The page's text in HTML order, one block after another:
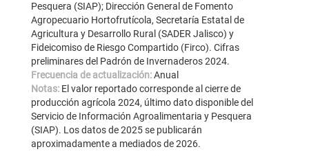
Pesquera (SIAP); Dirección General de Fomento
Agropecuario Hortofrutícola, Secretaría Estatal de
Agricultura y Desarrollo Rural (SADER Jalisco) y
Fideicomiso de Riesgo Compartido (Firco). Cifras
preliminares del Padrón de Invernaderos 2024.
Frecuencia de actualización:Anual
Notas: El valor reportado corresponde al cierre de
producción agrícola 2024, último dato disponible del
Servicio de Información Agroalimentaria y Pesquera
(SIAP). Los datos de 2025 se publicarán
aproximadamente a mediados de 2026.